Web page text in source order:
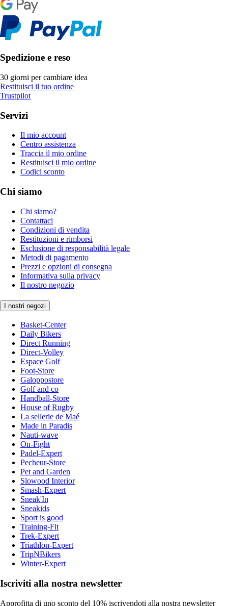
Spedizione e reso
30 giorni per cambiare idea
Restituisci il tuo ordine
Trustpilot
Servizi
Il mio account
Centro assistenza
Traccia il mio ordine
Restituisci il mio ordine
Codici sconto
Chi siamo
Chi siamo?
Contattaci
Condizioni di vendita
Restituzioni e rimborsi
Esclusione di responsabilità legale
Metodi di pagamento
Prezzi e opzioni di consegna
Informativa sulla privacy
Il nostro negozio
I nostri negozi
Basket-Center
Daily Bikers
Direct Running
Direct-Volley
Espace Golf
Foot-Store
Galoppostore
Golf and co
Handball-Store
House of Rugby
La sellerie de Maé
Made in Paradis
Nauti-wave
On-Fight
Padel-Expert
Pecheur-Store
Pet and Garden
Slowood Interior
Smash-Expert
Sneak'In
Sneakids
Sport is good
Training-Fit
Trek-Expert
Triathlon-Expert
TripNBikers
Winter-Expert
Iscriviti alla nostra newsletter
Approfitta di uno sconto del 10% iscrivendoti alla nostra newsletter